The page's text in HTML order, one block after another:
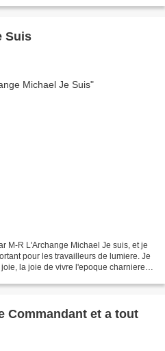
Suis
M-R L'Archange Michael Je suis, et je
pour les travailleurs de lumiere. Je
la joie de vivre l'epoque charniere
Commandant et a tout